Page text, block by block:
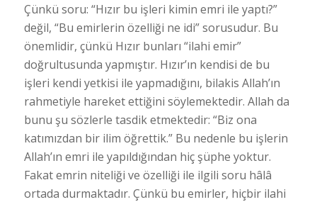
Çünkü soru: “Hızır bu işleri kimin emri ile yaptı?”
değil, “Bu emirlerin özelliği ne idi” sorusudur. Bu
önemlidir, çünkü Hızır bunları “ilahi emir”
doğrultusunda yapmıştır. Hızır’ın kendisi de bu
işleri kendi yetkisi ile yapmadığını, bilakis Allah’ın
rahmetiyle hareket ettiğini söylemektedir. Allah da
bunu şu sözlerle tasdik etmektedir: “Biz ona
katımızdan bir ilim öğrettik.” Bu nedenle bu işlerin
Allah’ın emri ile yapıldığından hiç şüphe yoktur.
Fakat emrin niteliği ve özelliği ile ilgili soru hâlâ
ortada durmaktadır. Çünkü bu emirler, hiçbir ilahi